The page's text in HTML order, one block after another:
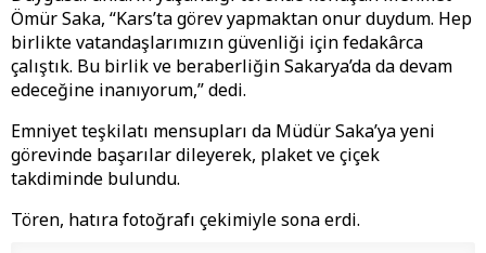
Ömür Saka, “Kars’ta görev yapmaktan onur duydum. Hep
birlikte vatandaşlarımızın güvenliği için fedakârca
çalıştık. Bu birlik ve beraberliğin Sakarya’da da devam
edeceğine inanıyorum,” dedi.
Emniyet teşkilatı mensupları da Müdür Saka’ya yeni
görevinde başarılar dileyerek, plaket ve çiçek
takdiminde bulundu.
Tören, hatıra fotoğrafı çekimiyle sona erdi.